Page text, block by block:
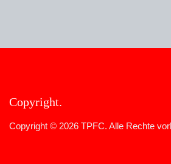
Copyright
Copyright © 2026 TPFC. Alle Rechte